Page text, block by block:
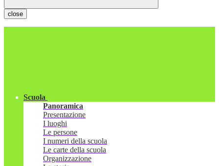
close
Scuola
Panoramica
Presentazione
I luoghi
Le persone
I numeri della scuola
Le carte della scuola
Organizzazione